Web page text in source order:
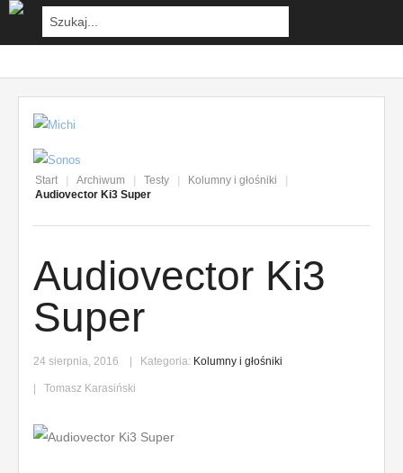
Start Archiwum Testy Kolumny i głośniki
Audiovector Ki3 Super
Audiovector Ki3
Super
24 sierpnia, 2016 Kategoria: Kolumny i głośniki
Tomasz Karasiński